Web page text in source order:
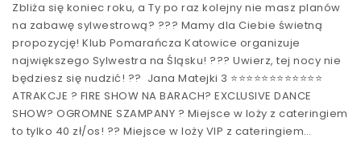
Zbliża się koniec roku, a Ty po raz kolejny nie masz planów
na zabawę sylwestrową? ??? Mamy dla Ciebie świetną
propozycję! Klub Pomarańcza Katowice organizuje
największego Sylwestra na Śląsku! ??? Uwierz, tej nocy nie
będziesz się nudzić! ?? Jana Matejki 3 ⭐⭐⭐⭐⭐⭐⭐⭐⭐⭐⭐⭐
ATRAKCJE ? FIRE SHOW NA BARACH? EXCLUSIVE DANCE
SHOW? OGROMNE SZAMPANY ? Miejsce w loży z cateringiem
to tylko 40 zł/os! ?? Miejsce w loży VIP z cateringiem…